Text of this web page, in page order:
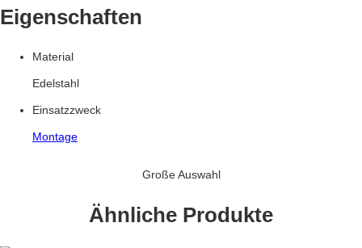
x
19
Eigenschaften
Material
Edelstahl
Einsatzzweck
Montage
Große Auswahl
Ähnliche Produkte